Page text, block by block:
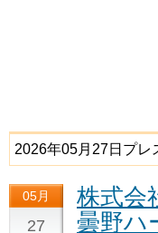
2026年05月27日プレ
05月
27
株式会
曇野ハ